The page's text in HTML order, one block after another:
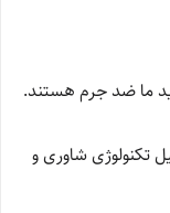
تکنولوژی شاوری و